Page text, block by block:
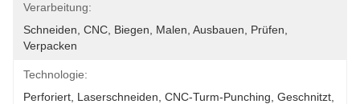
Verarbeitung:
Schneiden, CNC, Biegen, Malen, Ausbauen, Prüfen,
Verpacken
Technologie:
Perforiert, Laserschneiden, CNC-Turm-Punching, Geschnitzt,